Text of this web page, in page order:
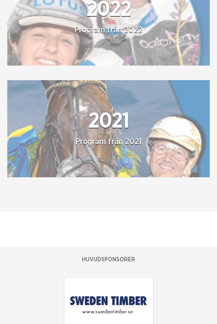
2022
Program från 2022
2021
Program från 2021
HUVUDSPONSORER